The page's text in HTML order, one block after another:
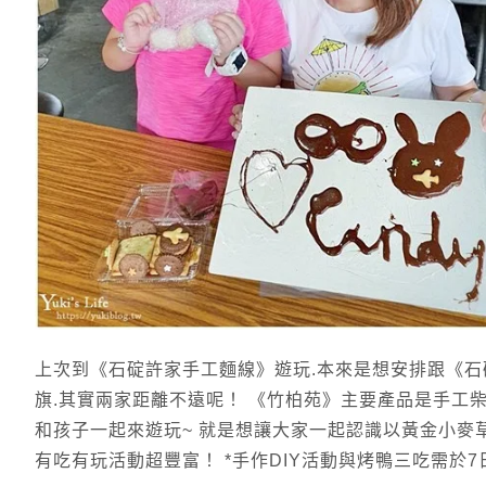
上次到《石碇許家手工麵線》遊玩.本來是想安排跟《
旗.其實兩家距離不遠呢！ 《竹柏苑》主要產品是手工
和孩子一起來遊玩~ 就是想讓大家一起認識以黃金小
有吃有玩活動超豐富！ *手作DIY活動與烤鴨三吃需於7